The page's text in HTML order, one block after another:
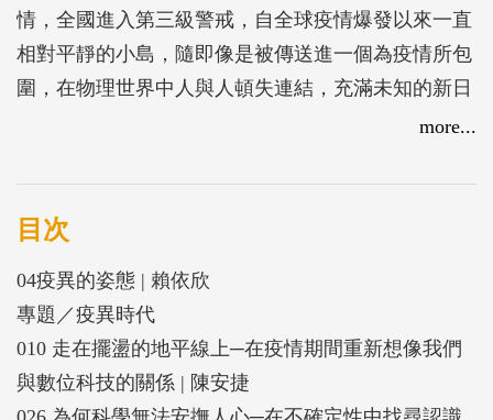
情，全國進入第三級警戒，自全球疫情爆發以來一直
相對平靜的小島，隨即像是被傳送進一個為疫情所包
圍，在物理世界中人與人頓失連結，充滿未知的新日
在本次專題「疫異時代」中，王順德以「病毒起源陰
謀論」以及科學名詞在通訊軟體中，流傳出「歧義」
標準答案時，藝術能否提供人們另一條重新認識病
毒、疫情與新世界的途徑。陳安捷則在人們被視訊會
議軟體重新連結的新日常裡，以藝術創作提醒我們，
在人與科技間的依存關係中，既有著關係失衡後的宰
more...
目次
04疫異的姿態 | 賴依欣
專題／疫異時代
010 走在擺盪的地平線上─在疫情期間重新想像我們
與數位科技的關係 | 陳安捷